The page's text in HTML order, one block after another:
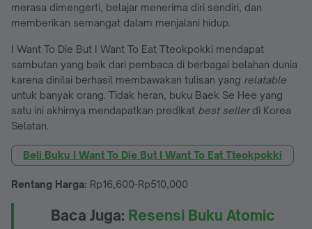
merasa dimengerti, belajar menerima diri sendiri, dan
memberikan semangat dalam menjalani hidup.
I Want To Die But I Want To Eat Tteokpokki mendapat
sambutan yang baik dari pembaca di berbagai belahan dunia
karena dinilai berhasil membawakan tulisan yang relatable
untuk banyak orang. Tidak heran, buku Baek Se Hee yang
satu ini akhirnya mendapatkan predikat best sellerdi Korea
Selatan.
Beli Buku I Want To Die But I Want To Eat Tteokpokki
Rentang Harga: Rp16,600-Rp510,000
Baca Juga: Resensi Buku Atomic